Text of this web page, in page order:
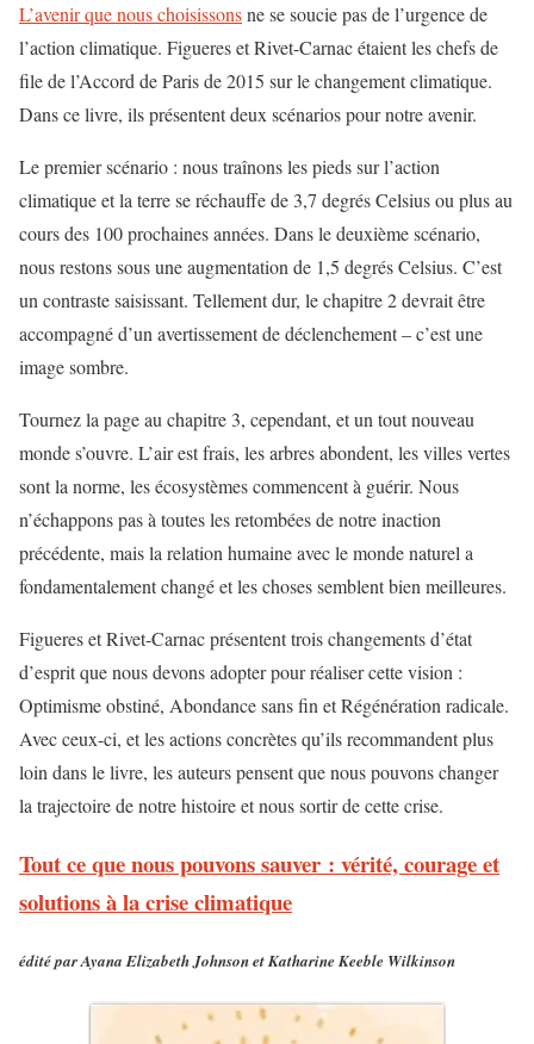
L’avenir que nous choisissonsne se soucie pas de l’urgence de
l’action climatique. Figueres et Rivet-Carnac étaient les chefs de
file de l’Accord de Paris de 2015 sur le changement climatique.
Dans ce livre, ils présentent deux scénarios pour notre avenir.
Le premier scénario : nous traînons les pieds sur l’action
climatique et la terre se réchauffe de 3,7 degrés Celsius ou plus au
cours des 100 prochaines années. Dans le deuxième scénario,
nous restons sous une augmentation de 1,5 degrés Celsius. C’est
un contraste saisissant. Tellement dur, le chapitre 2 devrait être
accompagné d’un avertissement de déclenchement – ​​c’est une
image sombre.
Tournez la page au chapitre 3, cependant, et un tout nouveau
monde s’ouvre. L’air est frais, les arbres abondent, les villes vertes
sont la norme, les écosystèmes commencent à guérir. Nous
n’échappons pas à toutes les retombées de notre inaction
précédente, mais la relation humaine avec le monde naturel a
fondamentalement changé et les choses semblent bien meilleures.
Figueres et Rivet-Carnac présentent trois changements d’état
d’esprit que nous devons adopter pour réaliser cette vision :
Optimisme obstiné, Abondance sans fin et Régénération radicale.
Avec ceux-ci, et les actions concrètes qu’ils recommandent plus
loin dans le livre, les auteurs pensent que nous pouvons changer
la trajectoire de notre histoire et nous sortir de cette crise.
Tout ce que nous pouvons sauver : vérité, courage et
solutions à la crise climatique
édité par Ayana Elizabeth Johnson et Katharine Keeble Wilkinson